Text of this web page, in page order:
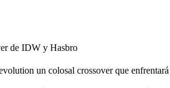
de IDW y Hasbro
un colosal crossover que